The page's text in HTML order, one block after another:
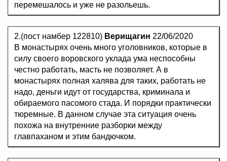
перемешалось и уже не разольешь.
2.(пост намбер 122810) Верищагин 22/06/2020
В монастырях очень много уголовников, которые в
силу своего воровского уклада ума неспособны
честно работать, масть не позволяет. А в
монастырях полная халява для таких, работать не
надо, деньги идут от государства, криминала и
обираемого пасомого стада. И порядки практически
тюремные. В данном случае эта ситуация очень
похожа на внутренние разборки между
главпаханом и этим бандючком.